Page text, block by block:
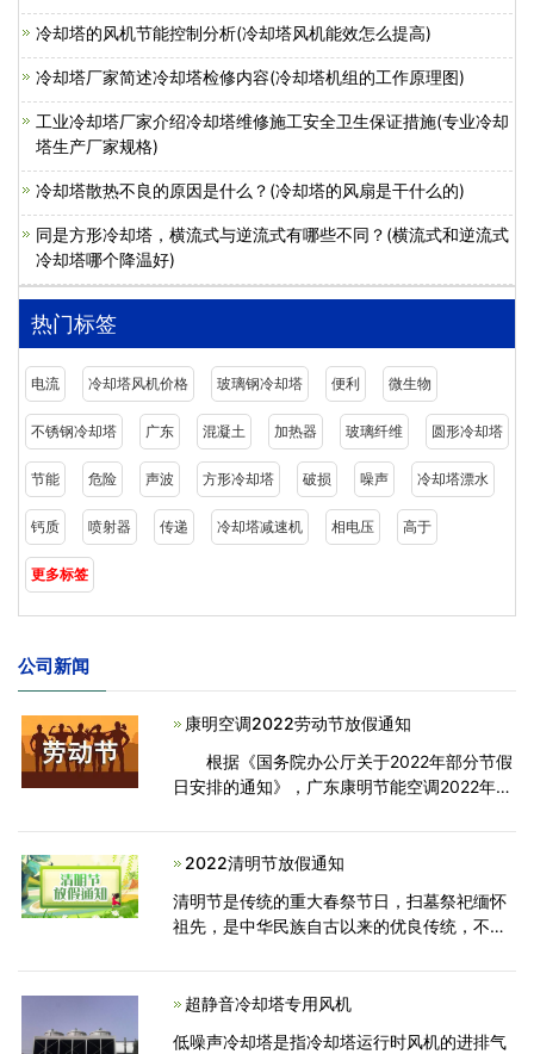
冷却塔的风机节能控制分析(冷却塔风机能效怎么提高)
冷却塔厂家简述冷却塔检修内容(冷却塔机组的工作原理图)
工业冷却塔厂家介绍冷却塔维修施工安全卫生保证措施(专业冷却
塔生产厂家规格)
冷却塔散热不良的原因是什么？(冷却塔的风扇是干什么的)
同是方形冷却塔，横流式与逆流式有哪些不同？(横流式和逆流式
冷却塔哪个降温好)
热门标签
电流 冷却塔风机价格 玻璃钢冷却塔 便利 微生物
不锈钢冷却塔 广东 混凝土 加热器 玻璃纤维 圆形冷却塔
节能 危险 声波 方形冷却塔 破损 噪声 冷却塔漂水
钙质 喷射器 传递 冷却塔减速机 相电压 高于
更多标签
公司新闻
康明空调2022劳动节放假通知
根据《国务院办公厅关于2022年部分节假
日安排的通知》，广东康明节能空调2022年五
30日(星期六)至5月4日(星期三)放假调休，共
5天。4
2022清明节放假通知
清明节是传统的重大春祭节日，扫墓祭祀缅怀
祖先，是中华民族自古以来的优良传统，不仅
可促进家族成员乃至民族的凝聚力和认同感。
在清明节即将来临，为了落实好各部门的各项
超静音冷却塔专用风机
低噪声冷却塔是指冷却塔运行时风机的进排气